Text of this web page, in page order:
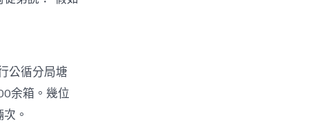
公循分局塘
余箱。幾位
。